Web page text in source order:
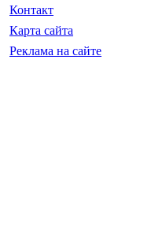
Контакт
Карта сайта
Реклама на сайте